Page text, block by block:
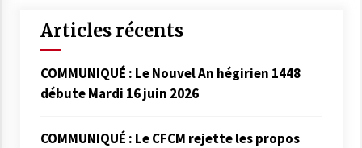
Articles récents
COMMUNIQUÉ : Le Nouvel An hégirien 1448
débute Mardi 16 juin 2026
COMMUNIQUÉ : Le CFCM rejette les propos